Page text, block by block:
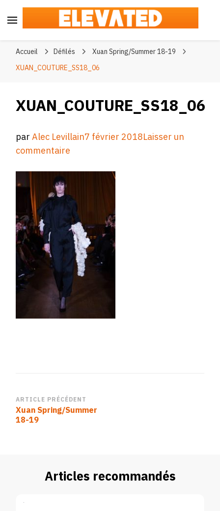
Accueil Défilés
Xuan Spring/Summer 18-19
XUAN_COUTURE_SS18_06
XUAN_COUTURE_SS18_06
parAlec Levillain7 février 2018Laisser un
commentaire
Navigation
d’article
ARTICLE PRÉCÉDENT
Xuan Spring/Summer
18-19
Articles recommandés